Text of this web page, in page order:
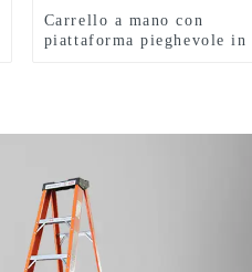
Carrello a mano con
piattaforma pieghevole in